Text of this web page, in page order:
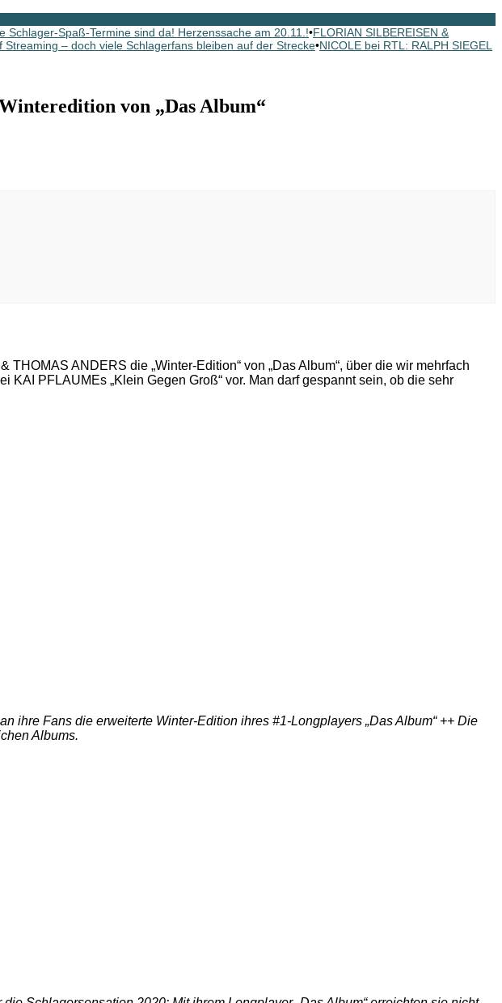
Schlager-Spaß-Termine sind da! Herzenssache am 20.11.!•FLORIAN SILBEREISEN &
Streaming – doch viele Schlagerfans bleiben auf der Strecke•NICOLE bei RTL: RALPH SIEGEL
von „Das Album“
ANDERS die „Winter-Edition“ von „Das Album“, über die wir mehrfach
PFLAUMEs „Klein Gegen Groß“ vor. Man darf gespannt sein, ob die sehr
ihre Fans die erweiterte Winter-Edition ihres #1-Longplayers „Das Album“ ++ Die
Albums.